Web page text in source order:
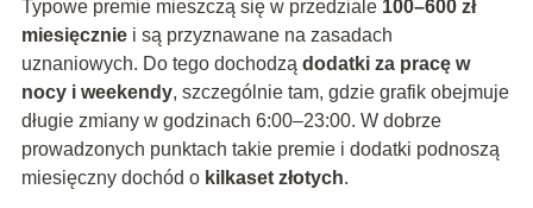
Typowe premie mieszczą się w przedziale 100–600 zł
miesięczniei są przyznawane na zasadach
uznaniowych. Do tego dochodzą dodatki za pracę w
nocy i weekendy, szczególnie tam, gdzie grafik obejmuje
długie zmiany w godzinach 6:00–23:00. W dobrze
prowadzonych punktach takie premie i dodatki podnoszą
miesięczny dochód o kilkaset złotych.